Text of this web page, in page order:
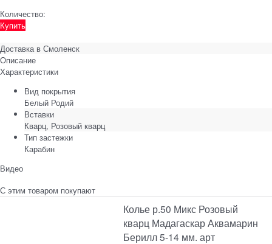
Количество:
Купить
Доставка в Смоленск
Описание
Характеристики
Вид покрытия
Белый Родий
Вставки
Кварц, Розовый кварц
Тип застежки
Карабин
Видео
С этим товаром покупают
Колье р.50 Микс Розовый
кварц Мадагаскар Аквамарин
Берилл 5-14 мм. арт